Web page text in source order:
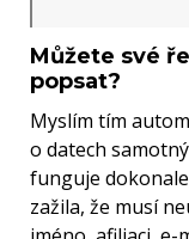
Můžete své
popsat?
Myslím tím
o datech
funguje
zažila, že musí